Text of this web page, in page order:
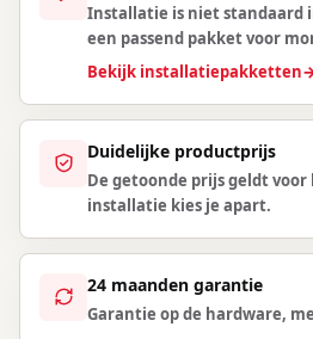
Installatie is niet standaard
een passend pakket voor
Bekijk installatiepakketten
Duidelijke productprijs
De getoonde prijs geldt
installatie kies je apart.
24 maanden garantie
Garantie op de hardware,